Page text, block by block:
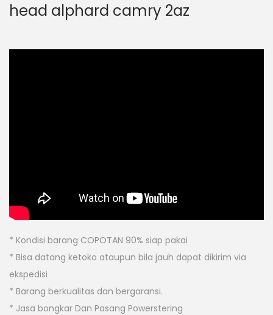
head alphard camry 2az
* Kondisi barang COPOTAN 90% siap pakai
* Bisa datang ketoko ataupun bila jauh dapat dikirim via
ekspedisi
* Barang berkualitas dan bergaransi.
* Jasa bongkar Dan Pasang Powerstering